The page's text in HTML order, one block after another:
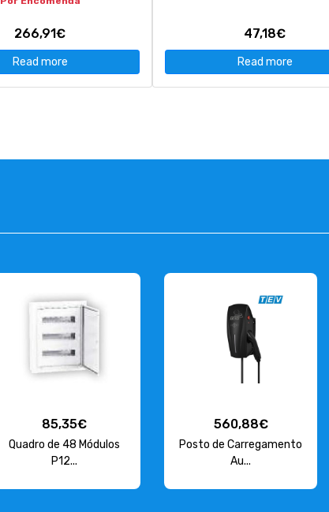
266,91€
Read more
47,18€
Read more
85,35€
Quadro de 48 Módulos
P12...
560,88€
Posto de Carregamento
Au...